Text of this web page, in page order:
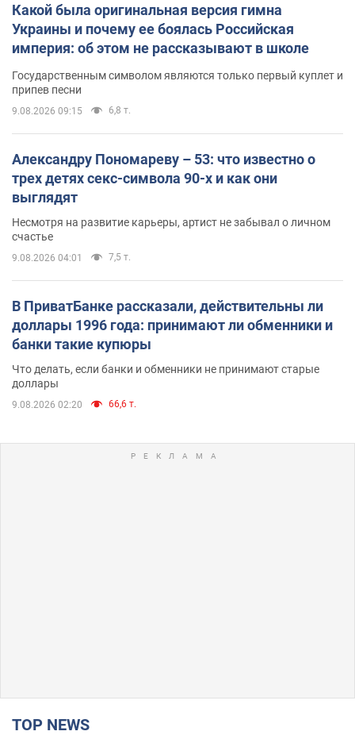
Какой была оригинальная версия гимна
Украины и почему ее боялась Российская
империя: об этом не рассказывают в школе
Государственным символом являются только первый куплет и
припев песни
9.08.2026 09:15 6,8 т.
Александру Пономареву – 53: что известно о
трех детях секс-символа 90-х и как они
выглядят
Несмотря на развитие карьеры, артист не забывал о личном
счастье
9.08.2026 04:01 7,5 т.
В ПриватБанке рассказали, действительны ли
доллары 1996 года: принимают ли обменники и
банки такие купюры
Что делать, если банки и обменники не принимают старые
доллары
9.08.2026 02:20 66,6 т.
TOP NEWS